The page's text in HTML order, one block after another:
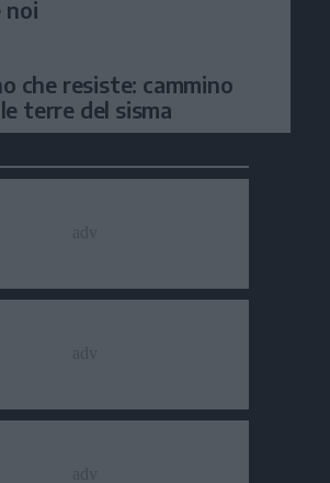
noi
che resiste: cammino
terre del sisma